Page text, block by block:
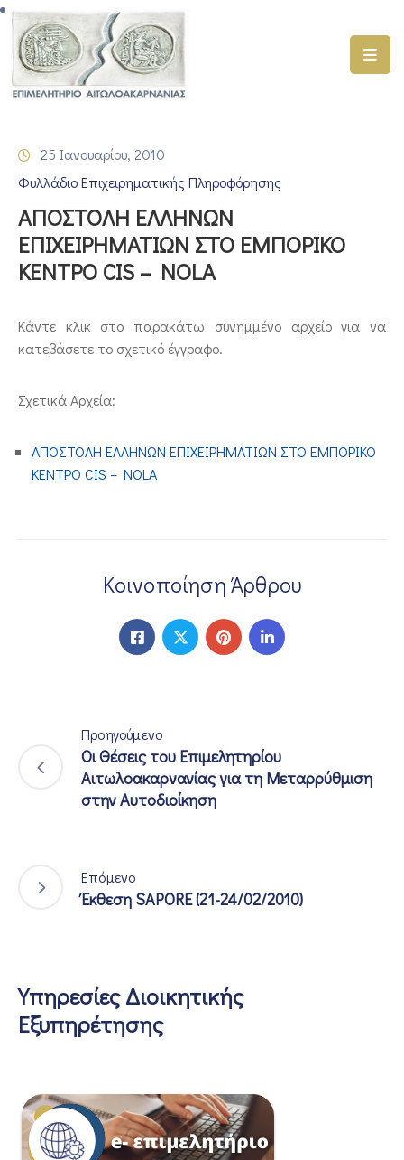
ΑΡΧΙΚΗ
ΓΕΜΗ
–
ΠΡΟΓΡΑΜΜΑΤΑ
ΕΠΙΜΕΛΗΤΗΡΙΟΥ
ΣΕ
ΕΤΑΙΡΕΙΕΣ
ΕΠΙΚΑΙΡΟΤΗΤΑ
25 Ιανουαρίου, 2010
Φυλλάδιο Επιχειρηματικής Πληροφόρησης
ΑΠΟΣΤΟΛΗ ΕΛΛΗΝΩΝ
ΕΠΙΧΕΙΡΗΜΑΤΙΩΝ ΣΤΟ ΕΜΠΟΡΙΚΟ
ΚΕΝΤΡΟ CIS – NOLA
Κάντε κλικ στο παρακάτω συνημμένο αρχείο για να
κατεβάσετε το σχετικό έγγραφο.
Σχετικά Αρχεία:
ΑΠΟΣΤΟΛΗ ΕΛΛΗΝΩΝ ΕΠΙΧΕΙΡΗΜΑΤΙΩΝ ΣΤΟ ΕΜΠΟΡΙΚΟ
ΚΕΝΤΡΟ CIS – NOLA
Κοινοποίηση Άρθρου
Προηγούμενο
Οι Θέσεις του Επιμελητηρίου
Αιτωλοακαρνανίας για τη Μεταρρύθμιση
στην Αυτοδιοίκηση
Επόμενο
Έκθεση SAPORE (21-24/02/2010)
Υπηρεσίες Διοικητικής
Εξυπηρέτησης